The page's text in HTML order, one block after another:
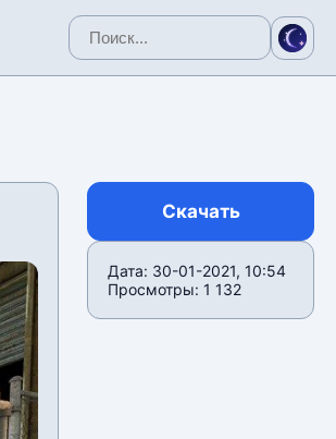
Скачать
Дата: 30-01-2021, 10:54
Просмотры: 1 132